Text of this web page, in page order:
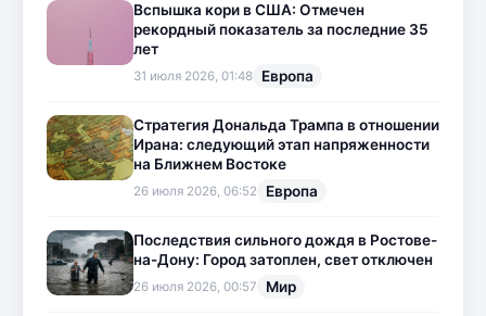
Вспышка кори в США: Отмечен
рекордный показатель за последние 35
лет
31 июля 2026, 01:48 Европа
Стратегия Дональда Трампа в отношении
Ирана: следующий этап напряженности
на Ближнем Востоке
26 июля 2026, 06:52 Европа
Последствия сильного дождя в Ростове-
на-Дону: Город затоплен, свет отключен
26 июля 2026, 00:57 Мир